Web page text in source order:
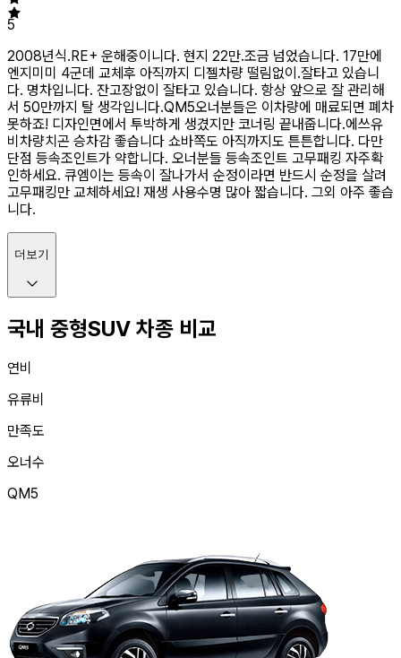
5
2008년식.RE+ 운해중이니다. 현지 22만.조금 넘었습니다. 17만에
엔지미미 4군데 교체후 아직까지 디젤차량 떨림없이.잘타고 있습니
다. 명차입니다. 잔고장없이 잘타고 있습니다. 항상 앞으로 잘 관리해
서 50만까지 탈 생각입니다.QM5오너분들은 이차량에 매료되면 폐차
못하죠! 디자인면에서 투박하게 생겼지만 코너링 끝내줍니다.에쓰유
비차량치곤 승차감 좋습니다 쇼바쪽도 아직까지도 튼튼합니다. 다만
단점 등속조인트가 약합니다. 오너분들 등속조인트 고무패킹 자주확
인하세요. 큐엠이는 등속이 잘나가서 순정이라면 반드시 순정을 살려
고무패킹만 교체하세요! 재생 사용수명 많아 짧습니다. 그외 아주 좋습
니다.
더보기
국내 중형SUV 차종 비교
연비
유류비
만족도
오너수
QM5